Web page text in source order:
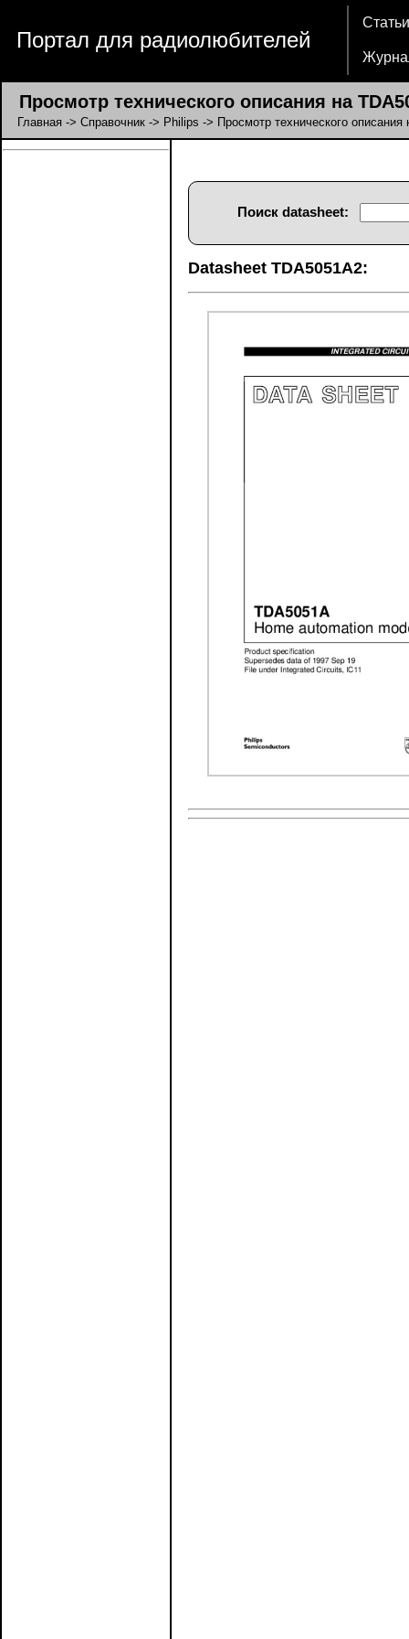
Портал для радиолюбителей
Статьи
Просмотр технического описания на
Главная -> Справочник -> Philips -> Просмотр технического описания
Поиск datasheet:
Datasheet TDA5051A2: